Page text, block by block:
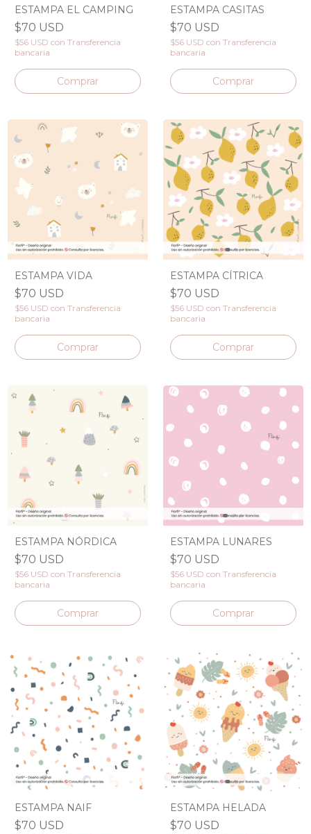
ESTAMPA EL CAMPING
$70 USD
$56 USD con Transferencia
bancaria
ESTAMPA CASITAS
$70 USD
$56 USD con Transferencia
bancaria
ESTAMPA VIDA
$70 USD
$56 USD con Transferencia
bancaria
ESTAMPA CÍTRICA
$70 USD
$56 USD con Transferencia
bancaria
ESTAMPA NÓRDICA
$70 USD
$56 USD con Transferencia
bancaria
ESTAMPA LUNARES
$70 USD
$56 USD con Transferencia
bancaria
ESTAMPA NAIF
$70 USD
ESTAMPA HELADA
$70 USD